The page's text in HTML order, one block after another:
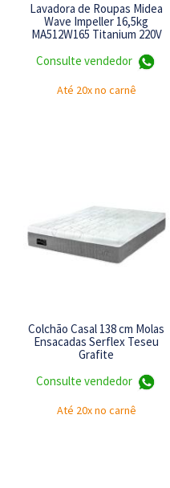
Lavadora de Roupas Midea
Wave Impeller 16,5kg
MA512W165 Titanium 220V
Consulte vendedor
Até 20x no carnê
Colchão Casal 138 cm Molas
Ensacadas Serflex Teseu
Grafite
Consulte vendedor
Até 20x no carnê